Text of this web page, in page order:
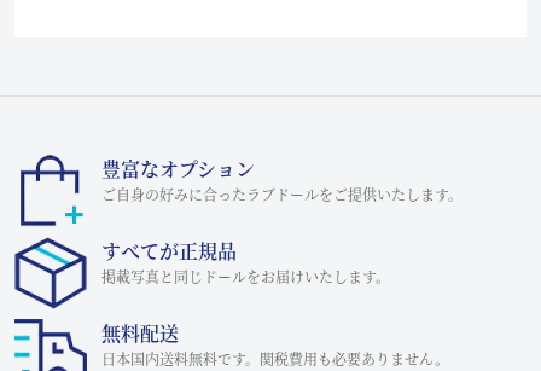
豊富なオプション
ご自身の好みに合ったラブドールをご提供いたします。
すべてが正規品
掲載写真と同じドールをお届けいたします。
無料配送
日本国内送料無料です。関税費用も必要ありません。